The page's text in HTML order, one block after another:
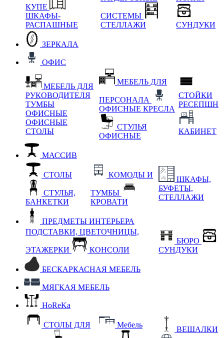
КУПЕ
ШКАФЫ-
РАСПАШНЫЕ
СИСТЕМЫ
СТЕЛЛАЖИ
СУНДУКИ
ЗЕРКАЛА
ОФИС
МЕБЕЛЬ ДЛЯ
РУКОВОДИТЕЛЯ
ТУМБЫ
ОФИСНЫЕ
ОФИСНЫЕ
СТОЛЫ
МЕБЕЛЬ ДЛЯ
ПЕРСОНАЛА
ОФИСНЫЕ КРЕСЛА
СТУЛЬЯ
ОФИСНЫЕ
СТОЙКИ
РЕСЕПШН
КАБИНЕТ
МАССИВ
СТОЛЫ
СТУЛЬЯ,
БАНКЕТКИ
КОМОДЫ И
ТУМБЫ
КРОВАТИ
ШКАФЫ,
БУФЕТЫ,
СТЕЛЛАЖИ
ПРЕДМЕТЫ ИНТЕРЬЕРА
ПОДСТАВКИ, ЦВЕТОЧНИЦЫ,
ЭТАЖЕРКИ КОНСОЛИ
БЮРО
СУНДУКИ
БЕСКАРКАСНАЯ МЕБЕЛЬ
МЯГКАЯ МЕБЕЛЬ
HoReKa
СТОЛЫ ДЛЯ Мебель
ВЕШАЛКИ